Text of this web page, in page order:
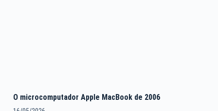
O microcomputador Apple MacBook de 2006